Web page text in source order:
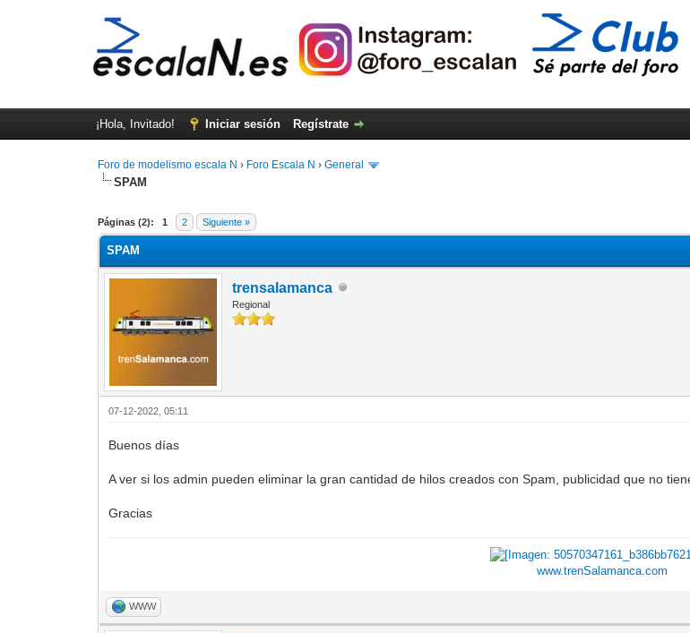
¡Hola, Invitado! Iniciar sesión Regístrate
Foro de modelismo escala N › Foro Escala N ›General
SPAM
Páginas (2): 1 2 Siguiente »
SPAM
trensalamanca
Regional
07-12-2022, 05:11
Buenos días
A ver si los admin pueden eliminar la gran cantidad de hilos creados con Spam, publicidad que no
Gracias
www.trenSalamanca.com
WWW